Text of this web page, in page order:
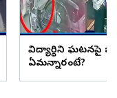
విద్యార్థిని ఘటనపై
ఏమన్నారంటే?